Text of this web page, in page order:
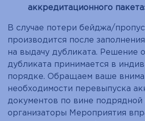
аккредитационного
В случае потери бейджа/
производится после
на выдачу дубликата. Решение
дубликата принимается в
порядке. Обращаем ваше
необходимости перевыпуска
документов по вине подрядной
организаторы Мероприятия